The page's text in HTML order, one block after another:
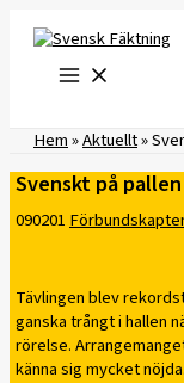
innehåll
Hem»Aktuellt»
Svenskt på
090201
Tävlingen blev
ganska trångt i hallen
rörelse.
känna sig mycket nöjda.